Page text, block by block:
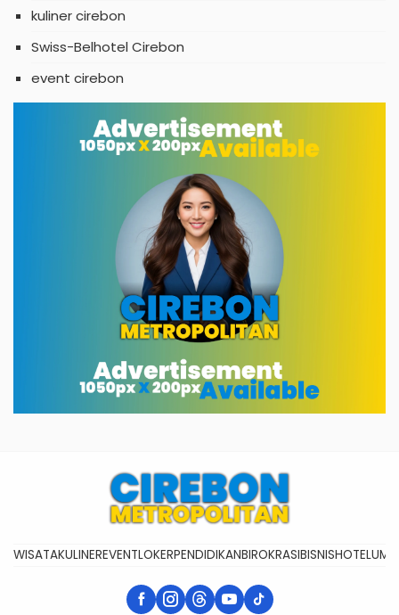
kuliner cirebon
Swiss-Belhotel Cirebon
event cirebon
WISATAKULINEREVENTLOKERPENDIDIKANBIROKRASIBISNISHOTEL